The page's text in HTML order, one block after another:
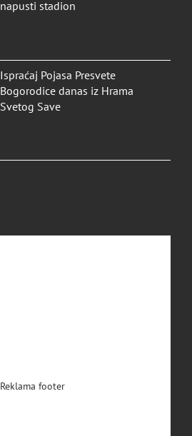
napusti stadion
Ispraćaj Pojasa Presvete
Bogorodice danas iz Hrama
Svetog Save
Reklama footer